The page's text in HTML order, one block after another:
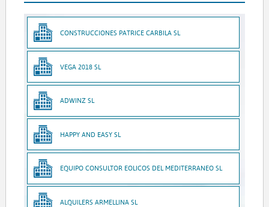
CONSTRUCCIONES PATRICE CARBILA SL
VEGA 2018 SL
ADWINZ SL
HAPPY AND EASY SL
EQUIPO CONSULTOR EOLICOS DEL MEDITERRANEO SL
ALQUILERS ARMELLINA SL